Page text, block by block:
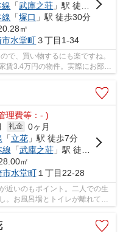
「武庫之荘 」駅 徒歩17分
「塚口 」駅 徒歩30分
㎡
市水堂町３丁目1-34
で、買い物するにも楽ですね。
賃3.4万円の物件。実際にお部屋
理費等：- )
礼金 0ヶ月
「立花」駅 徒歩7分
線 「武庫之荘」駅 徒歩19分
㎡
市水堂町１丁目22-28
近いのもポイント。二人での生
。お風呂場とトイレが離れてい